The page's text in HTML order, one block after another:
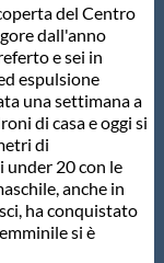
del Centro
dall'anno
e sei in
espulsione
una settimana a
di casa e oggi si
di
under 20 con le
anche in
ha conquistato
si è